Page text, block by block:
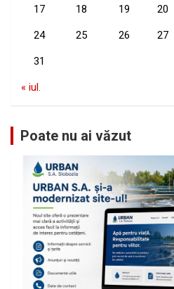
17 18 19 20
24 25 26 27
31
« iul.
Poate nu ai văzut